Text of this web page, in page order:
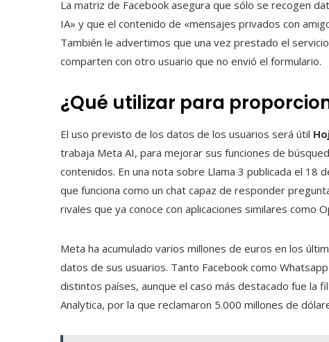
La matriz de Facebook asegura que sólo se recogen
IA» y que el contenido de «mensajes privados con
También le advertimos que una vez prestado el
comparten con otro usuario que no envió el formulario.
¿Qué utilizar para
El uso previsto de los datos de los usuarios será útil
trabaja Meta AI, para mejorar sus funciones de
contenidos. En una nota sobre Llama 3 publicada el 18
que funciona como un chat capaz de responder
rivales que ya conoce con aplicaciones similares como
Meta ha acumulado varios millones de euros en los
datos de sus usuarios. Tanto Facebook como
distintos países, aunque el caso más destacado fue la
Analytica, por la que reclamaron 5.000 millones de